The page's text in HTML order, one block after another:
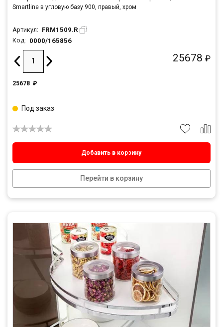
Smartline в угловую базу 900, правый, хром
Артикул: FRM1509.R
Код: 0000/165856
25678 ₽
25678 ₽
Добавить в корзину
Перейти в корзину
Под заказ